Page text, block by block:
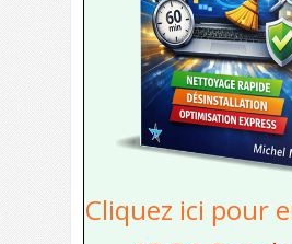
Cliquez ici pour